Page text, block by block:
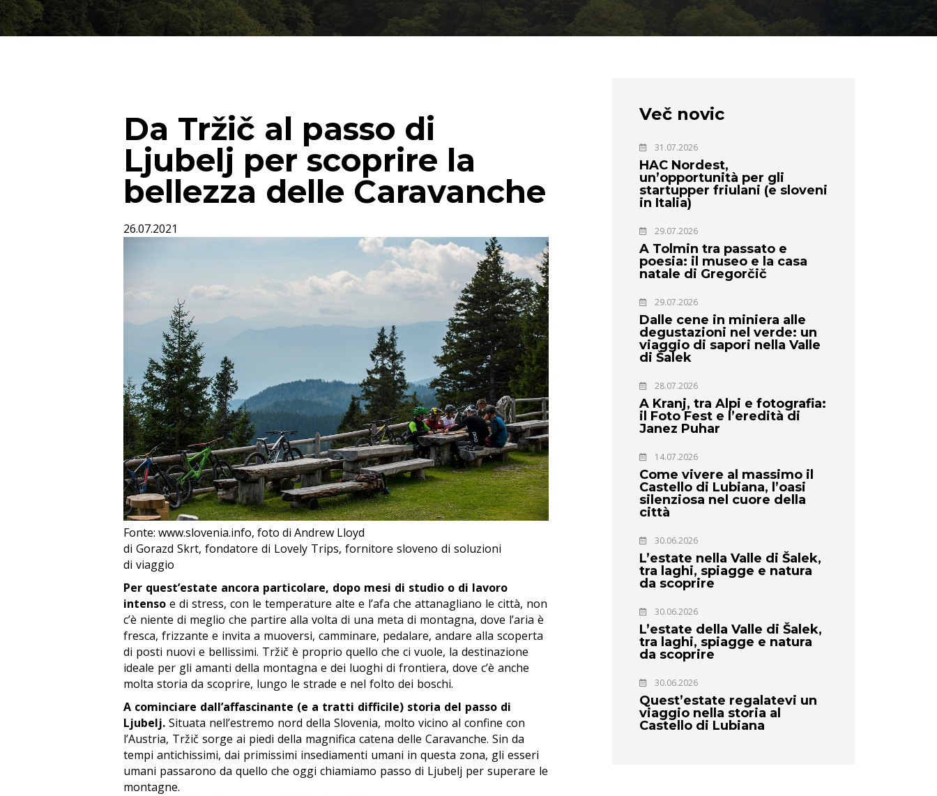
Da Tržič al passo di
Ljubelj per scoprire la
bellezza delle Caravanche
26.07.2021
Fonte: www.slovenia.info, foto di Andrew Lloyd
di Gorazd Skrt, fondatore di Lovely Trips, fornitore sloveno di soluzioni
di viaggio
Per quest’estate ancora particolare, dopo mesi di studio o di lavoro
intenso e di stress, con le temperature alte e l’afa che attanagliano le città, non
c’è niente di meglio che partire alla volta di una meta di montagna, dove l’aria è
fresca, frizzante e invita a muoversi, camminare, pedalare, andare alla scoperta
di posti nuovi e bellissimi. Tržič è proprio quello che ci vuole, la destinazione
ideale per gli amanti della montagna e dei luoghi di frontiera, dove c’è anche
molta storia da scoprire, lungo le strade e nel folto dei boschi.
A cominciare dall’affascinante (e a tratti difficile) storia del passo di
Ljubelj. Situata nell’estremo nord della Slovenia, molto vicino al confine con
l’Austria, Tržič sorge ai piedi della magnifica catena delle Caravanche. Sin da
tempi antichissimi, dai primissimi insediamenti umani in questa zona, gli esseri
umani passarono da quello che oggi chiamiamo passo di Ljubelj per superare le
montagne.
Več novic
31.07.2026
HAC Nordest,
un’opportunità per gli
startupper friulani (e sloveni
in Italia)
29.07.2026
A Tolmin tra passato e
poesia: il museo e la casa
natale di Gregorčič
29.07.2026
Dalle cene in miniera alle
degustazioni nel verde: un
viaggio di sapori nella Valle
di Šalek
28.07.2026
A Kranj, tra Alpi e fotografia:
il Foto Fest e l’eredità di
Janez Puhar
14.07.2026
Come vivere al massimo il
Castello di Lubiana, l’oasi
silenziosa nel cuore della
città
30.06.2026
L’estate nella Valle di Šalek,
tra laghi, spiagge e natura
da scoprire
30.06.2026
L’estate della Valle di Šalek,
tra laghi, spiagge e natura
da scoprire
30.06.2026
Quest’estate regalatevi un
viaggio nella storia al
Castello di Lubiana